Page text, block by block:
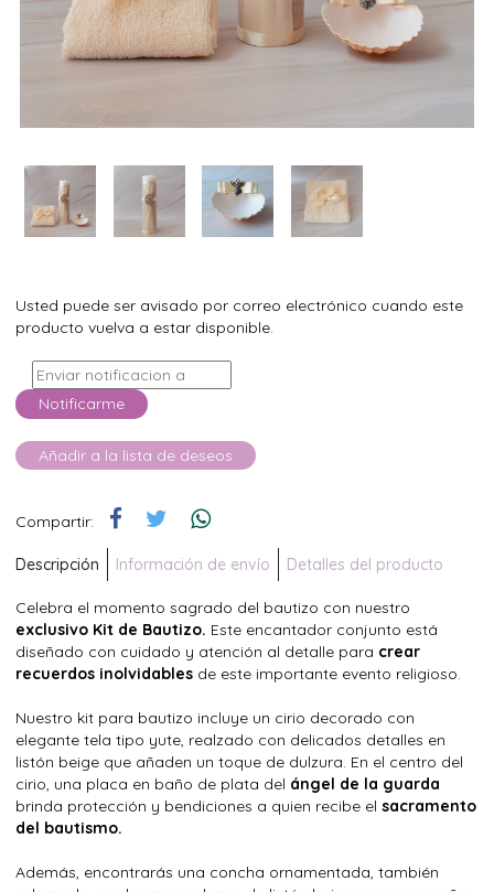
Usted puede ser avisado por correo electrónico cuando este
producto vuelva a estar disponible.
Notificarme
Añadir a la lista de deseos
Compartir:
Descripción Información de envío Detalles del producto
Celebra el momento sagrado del bautizo con nuestro
exclusivo Kit de Bautizo. Este encantador conjunto está
diseñado con cuidado y atención al detalle para crear
recuerdos inolvidables de este importante evento religioso.
Nuestro kit para bautizo incluye un cirio decorado con
elegante tela tipo yute, realzado con delicados detalles en
listón beige que añaden un toque de dulzura. En el centro del
cirio, una placa en baño de plata del ángel de la guarda
brinda protección y bendiciones a quien recibe el sacramento
del bautismo.
Además, encontrarás una concha ornamentada, también